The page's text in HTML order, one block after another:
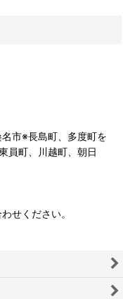
名市※長島町、多度町を
員町、川越町、朝日
せください。